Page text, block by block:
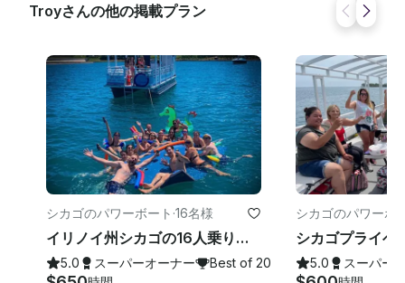
Troyさんの他の掲載プラン
シカゴのパワーボート ·16名様
イリノイ州シカゴの16人乗りのキャプテン付きパーティー＆イベント用32フィートポンツーンボート！
5.0 スーパーオーナー Best of 2026
シカゴのパワーボ
5.0 スーパー